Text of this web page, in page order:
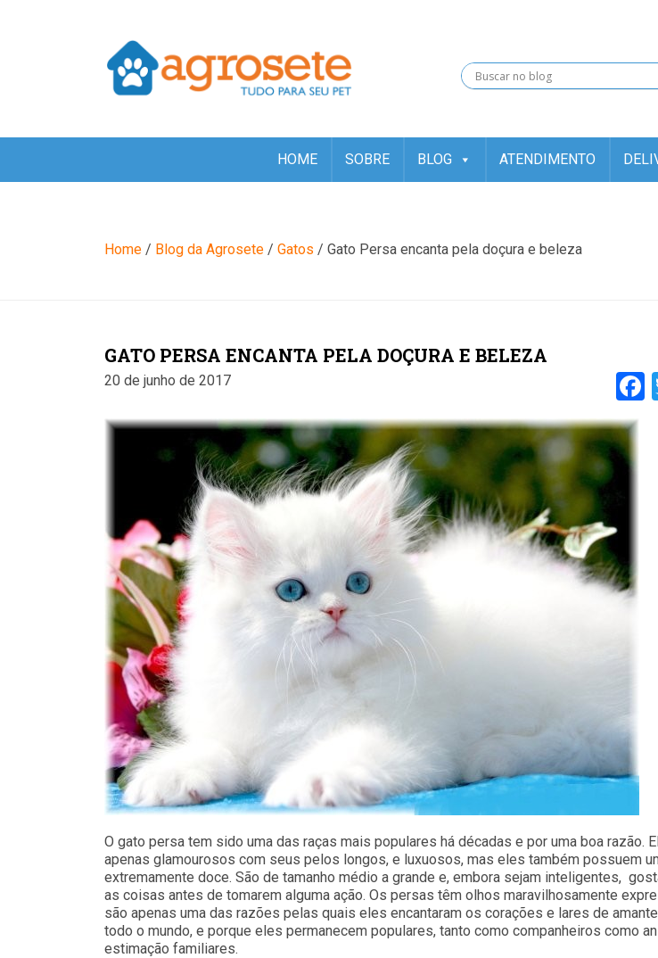
HOME SOBRE BLOG ATENDIMENTO
Blog
Home / Blog da Agrosete / Gatos / Gato Persa encanta pela doçura e beleza
GATO PERSA ENCANTA PELA DOÇURA E BELEZA
20 de junho de 2017
O gato persa tem sido uma das raças mais populares há décadas e por uma boa razão.
apenas glamourosos com seus pelos longos, e luxuosos, mas eles também possuem
extremamente doce. São de tamanho médio a grande e, embora sejam inteligentes,
as coisas antes de tomarem alguma ação. Os persas têm olhos maravilhosamente
são apenas uma das razões pelas quais eles encantaram os corações e lares de
todo o mundo, e porque eles permanecem populares, tanto como companheiros como
estimação familiares.